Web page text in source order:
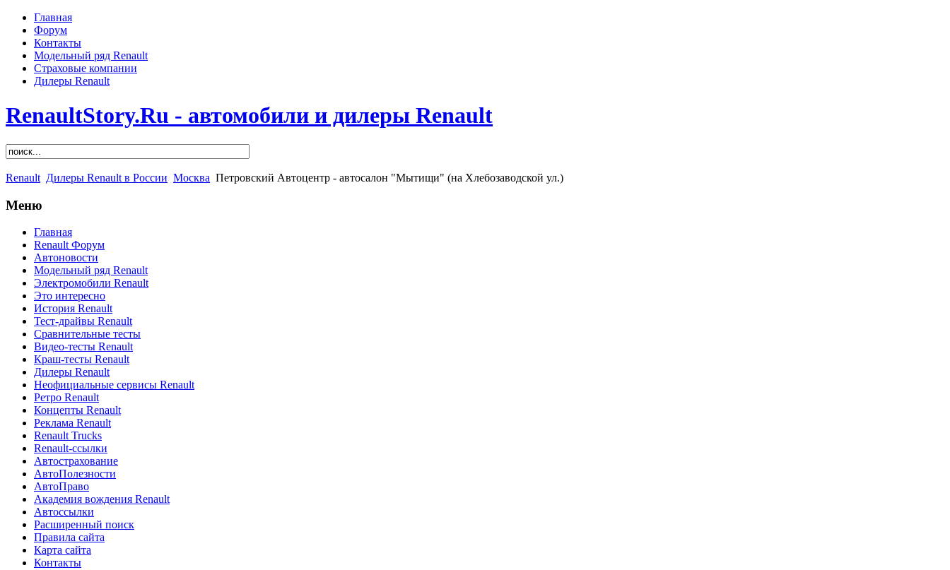
Главная
Форум
Контакты
Модельный ряд Renault
Страховые компании
Дилеры Renault
RenaultStory.Ru - автомобили и дилеры Renault
Renault Дилеры Renault в России Москва Петровский Автоцентр - автосалон "Мытищи" (на Хлебозаводской ул.)
Меню
Главная
Renault Форум
Автоновости
Модельный ряд Renault
Электромобили Renault
Это интересно
История Renault
Тест-драйвы Renault
Сравнительные тесты
Видео-тесты Renault
Краш-тесты Renault
Дилеры Renault
Неофициальные сервисы Renault
Ретро Renault
Концепты Renault
Реклама Renault
Renault Trucks
Renault-ссылки
Автострахование
АвтоПолезности
АвтоПраво
Академия вождения Renault
Автоссылки
Расширенный поиск
Правила сайта
Карта сайта
Контакты